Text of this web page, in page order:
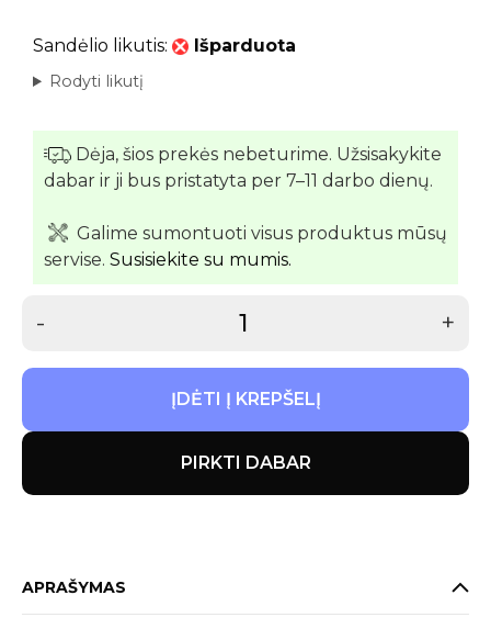
Sandėlio likutis: Išparduota
Rodyti likutį
Dėja, šios prekės nebeturime. Užsisakykite
dabar ir ji bus pristatyta per 7–11 darbo dienų.
Galime sumontuoti visus produktus mūsų
servise. Susisiekite su mumis.
- +
ĮDĖTI Į KREPŠELĮ
PIRKTI DABAR
APRAŠYMAS